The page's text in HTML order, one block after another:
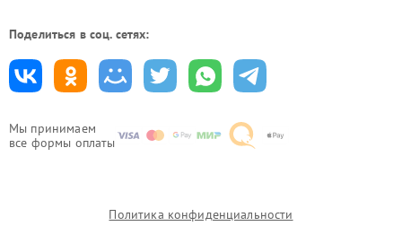
Мы принимаем
все формы оплаты
Поделиться в соц. сетях:
Политика конфиденциальности